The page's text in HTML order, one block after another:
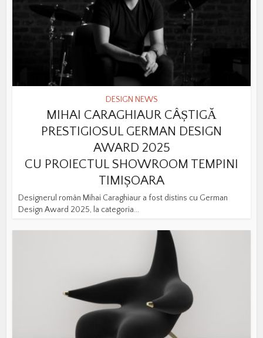
DESIGN NEWS
MIHAI CARAGHIAUR CÂȘTIGĂ
PRESTIGIOSUL GERMAN DESIGN
AWARD 2025
CU PROIECTUL SHOWROOM TEMPINI
TIMIȘOARA
Designerul român Mihai Caraghiaur a fost distins cu German
Design Award 2025, la categoria...